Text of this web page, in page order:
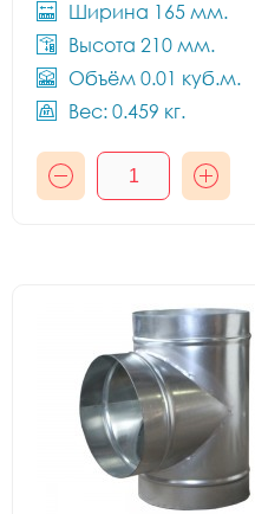
Ширина 165 мм.
Высота 210 мм.
Объём 0.01 куб.м.
Вес: 0.459 кг.